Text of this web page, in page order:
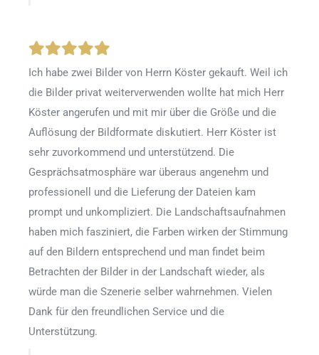
Ich habe zwei Bilder von Herrn Köster gekauft. Weil ich
die Bilder privat weiterverwenden wollte hat mich Herr
Köster angerufen und mit mir über die Größe und die
Auflösung der Bildformate diskutiert. Herr Köster ist
sehr zuvorkommend und unterstützend. Die
Gesprächsatmosphäre war überaus angenehm und
professionell und die Lieferung der Dateien kam
prompt und unkompliziert. Die Landschaftsaufnahmen
haben mich fasziniert, die Farben wirken der Stimmung
auf den Bildern entsprechend und man findet beim
Betrachten der Bilder in der Landschaft wieder, als
würde man die Szenerie selber wahrnehmen. Vielen
Dank für den freundlichen Service und die
Unterstützung.